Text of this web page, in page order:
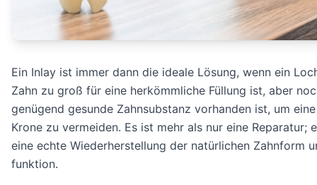
Ein Inlay ist immer dann die ideale Lösung, wenn ein
Zahn zu groß für eine herkömmliche Füllung ist, aber
genügend gesunde Zahnsubstanz vorhanden ist, um eine
Krone zu vermeiden. Es ist mehr als nur eine Reparatur;
eine echte Wiederherstellung der natürlichen Zahnform
funktion.